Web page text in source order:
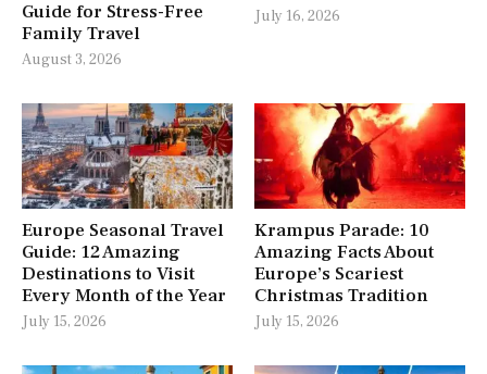
Guide for Stress-Free
Family Travel
August 3, 2026
July 16, 2026
Europe Seasonal Travel
Guide: 12 Amazing
Destinations to Visit
Every Month of the Year
July 15, 2026
Krampus Parade: 10
Amazing Facts About
Europe’s Scariest
Christmas Tradition
July 15, 2026